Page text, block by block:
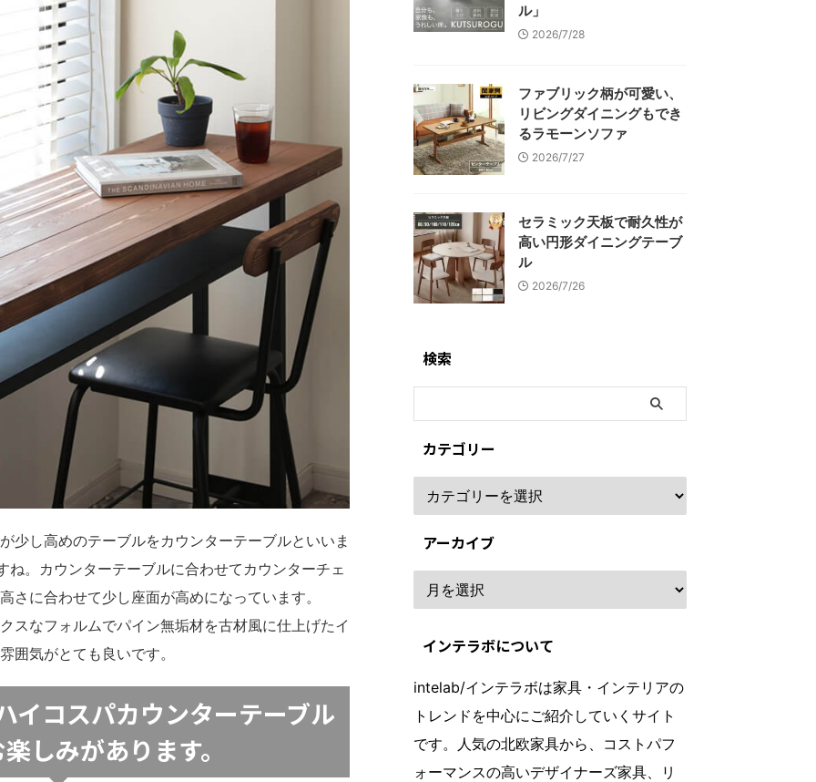
少し高めのテーブルをカウンターテーブルといいま
。カウンターテーブルに合わせてカウンターチェ
さに合わせて少し座面が高めになっています。
スなフォルムでパイン無垢材を古材風に仕上げたイ
囲気がとても良いです。
イコスパカウンターテーブル
しみがあります。
ル」
2026/7/28
ファブリック柄が可愛い、
リビングダイニングもでき
るラモーンソファ
2026/7/27
セラミック天板で耐久性が
高い円形ダイニングテーブ
ル
2026/7/26
検索
カテゴリー
アーカイブ
インテラボについて
intelab/インテラボは家具・インテリアの
トレンドを中心にご紹介していくサイト
です。人気の北欧家具から、コストパフ
ォーマンスの高いデザイナーズ家具、リ